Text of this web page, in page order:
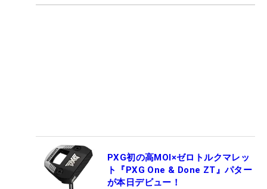
PXG初の高MOI×ゼロトルクマレッ
ト『PXG One & Done ZT』パター
が本日デビュー！